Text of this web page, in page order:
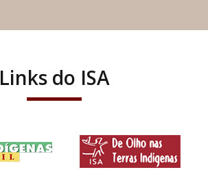
Links do ISA